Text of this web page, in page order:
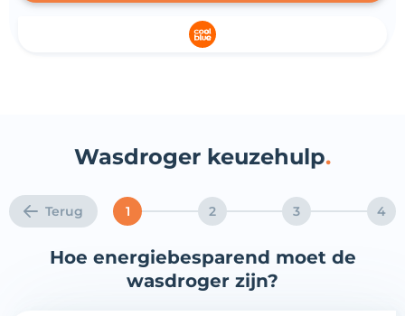
Wasdroger keuzehulp
Terug 1 2 3 4
Hoe energiebesparend moet de
wasdroger zijn?